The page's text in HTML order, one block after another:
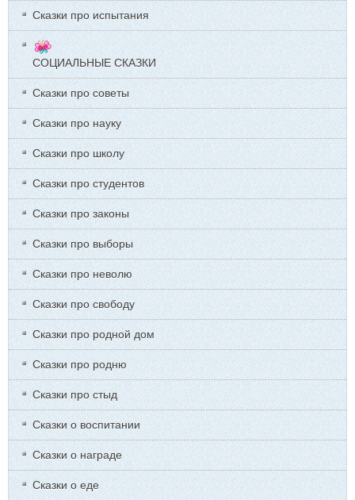
Сказки про испытания
СОЦИАЛЬНЫЕ СКАЗКИ
Сказки про советы
Сказки про науку
Сказки про школу
Сказки про студентов
Сказки про законы
Сказки про выборы
Сказки про неволю
Сказки про свободу
Сказки про родной дом
Сказки про родню
Сказки про стыд
Сказки о воспитании
Сказки о награде
Сказки о еде